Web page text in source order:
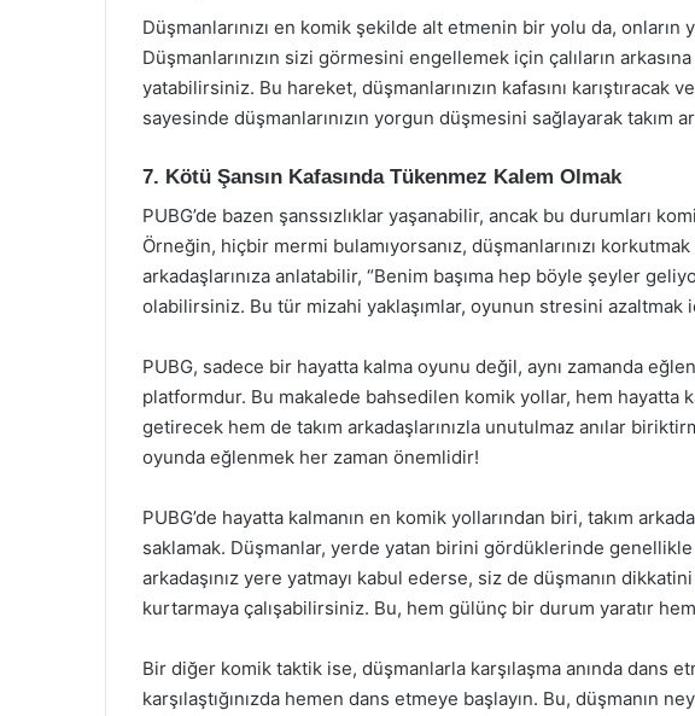
Düşmanlarınızı en komik şekilde alt etmenin bir yolu da, onların
Düşmanlarınızın sizi görmesini engellemek için çalıların
yatabilirsiniz. Bu hareket, düşmanlarınızın kafasını karıştıracak
sayesinde düşmanlarınızın yorgun düşmesini sağlayarak takım
7. Kötü Şansın Kafasında Tükenmez Kalem Olmak
PUBG’de bazen şanssızlıklar yaşanabilir, ancak bu durumları
Örneğin, hiçbir mermi bulamıyorsanız, düşmanlarınızı
arkadaşlarınıza anlatabilir, “Benim başıma hep böyle şeyler
olabilirsiniz. Bu tür mizahi yaklaşımlar, oyunun stresini azaltmak
PUBG, sadece bir hayatta kalma oyunu değil, aynı zamanda
platformdur. Bu makalede bahsedilen komik yollar, hem hayatta
getirecek hem de takım arkadaşlarınızla unutulmaz anılar
oyunda eğlenmek her zaman önemlidir!
PUBG’de hayatta kalmanın en komik yollarından biri, takım
saklamak. Düşmanlar, yerde yatan birini gördüklerinde genellikle
arkadaşınız yere yatmayı kabul ederse, siz de düşmanın
kurtarmaya çalışabilirsiniz. Bu, hem gülünç bir durum yaratır hem
Bir diğer komik taktik ise, düşmanlarla karşılaşma anında dans
karşılaştığınızda hemen dans etmeye başlayın. Bu, düşmanın